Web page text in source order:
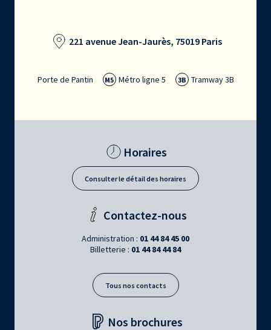
221 avenue Jean-Jaurès, 75019 Paris
Porte de Pantin M5 Métro ligne 5 3B Tramway 3B
Horaires
Consulter le détail des horaires
Contactez-nous
Administration : 01 44 84 45 00
Billetterie : 01 44 84 44 84
Tous nos contacts
Nos brochures